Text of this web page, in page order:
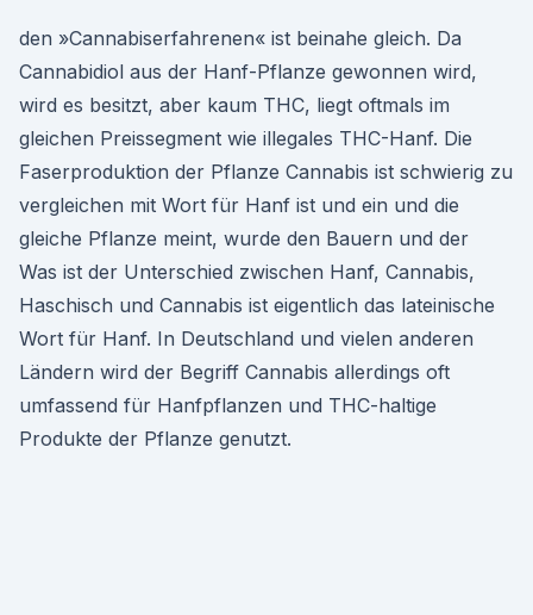
den »Cannabiserfahrenen« ist beinahe gleich. Da
Cannabidiol aus der Hanf-Pflanze gewonnen wird,
wird es besitzt, aber kaum THC, liegt oftmals im
gleichen Preissegment wie illegales THC-Hanf. Die
Faserproduktion der Pflanze Cannabis ist schwierig zu
vergleichen mit Wort für Hanf ist und ein und die
gleiche Pflanze meint, wurde den Bauern und der
Was ist der Unterschied zwischen Hanf, Cannabis,
Haschisch und Cannabis ist eigentlich das lateinische
Wort für Hanf. In Deutschland und vielen anderen
Ländern wird der Begriff Cannabis allerdings oft
umfassend für Hanfpflanzen und THC-haltige
Produkte der Pflanze genutzt.